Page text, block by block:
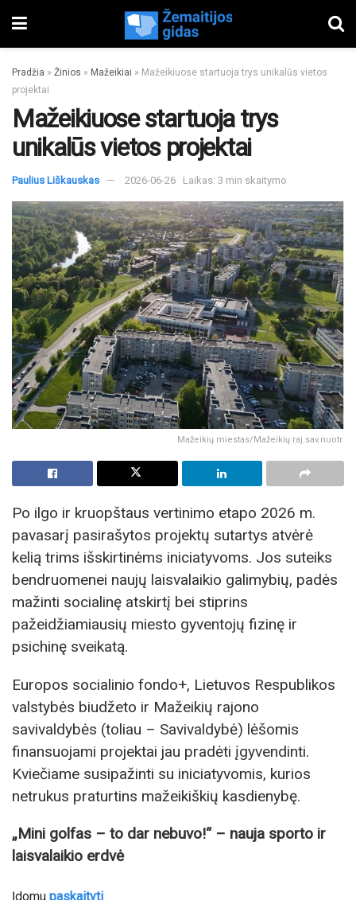
Pradžia » Žinios » Mažeikiai » Mažeikiuose startuoja trys unikalūs vietos
projektai
Mažeikiuose startuoja trys
unikalūs vietos projektai
Paulius Liškauskas 2026-06-26 Laikas: 3 min skaitymo
Mažeikių miestas/Mažeikių raj.sav.nuotr.
Po ilgo ir kruopštaus vertinimo etapo 2026 m.
pavasarį pasirašytos projektų sutartys atvėrė
kelią trims išskirtinėms iniciatyvoms. Jos suteiks
bendruomenei naujų laisvalaikio galimybių, padės
mažinti socialinę atskirtį bei stiprins
pažeidžiamiausių miesto gyventojų fizinę ir
psichinę sveikatą.
Europos socialinio fondo+, Lietuvos Respublikos
valstybės biudžeto ir Mažeikių rajono
savivaldybės (toliau – Savivaldybė) lėšomis
finansuojami projektai jau pradėti įgyvendinti.
Kviečiame susipažinti su iniciatyvomis, kurios
netrukus praturtins mažeikiškių kasdienybę.
„Mini golfas – to dar nebuvo!“ – nauja sporto ir
laisvalaikio erdvė
Įdomu paskaityti